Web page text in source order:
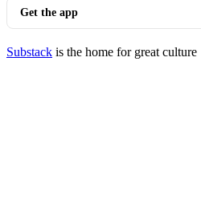
Get the app
Substack is the home for great culture